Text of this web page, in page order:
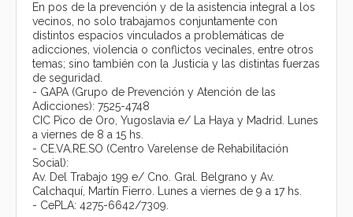
En pos de la prevención y de la asistencia integral a los
vecinos, no solo trabajamos conjuntamente con
distintos espacios vinculados a problemáticas de
adicciones, violencia o conflictos vecinales, entre otros
temas; sino también con la Justicia y las distintas fuerzas
de seguridad.
- GAPA (Grupo de Prevención y Atención de las
Adicciones): 7525-4748
CIC Pico de Oro, Yugoslavia e/ La Haya y Madrid. Lunes
a viernes de 8 a 15 hs.
- CE.VA.RE.SO (Centro Varelense de Rehabilitación
Social):
Av. Del Trabajo 199 e/ Cno. Gral. Belgrano y Av.
Calchaquí, Martín Fierro. Lunes a viernes de 9 a 17 hs.
- CePLA: 4275-6642/7309.